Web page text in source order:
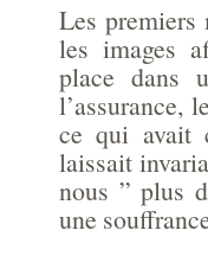
Les premiers
les images
place dans
l’assurance,
ce qui avait
laissait
nous ” plus
une